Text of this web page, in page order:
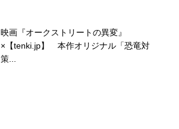
映画『オークストリートの異変』
×【tenki.jp】 本作オリジナル「恐竜対
策...